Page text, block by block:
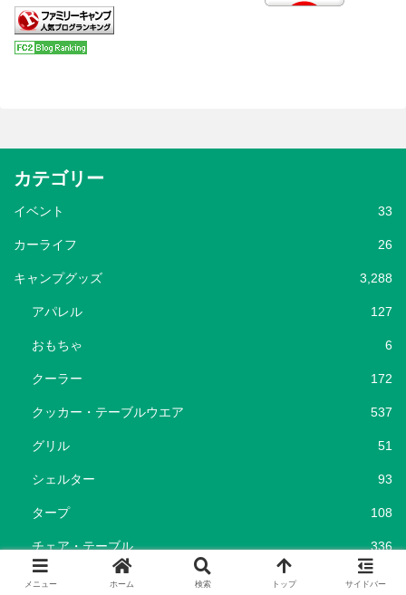
カテゴリー
イベント 33
カーライフ 26
キャンプグッズ 3,288
アパレル 127
おもちゃ 6
クーラー 172
クッカー・テーブルウエア 537
グリル 51
シェルター 93
タープ 108
チェア・テーブル 336
テント 454
メニュー ホーム 検索 トップ サイドバー